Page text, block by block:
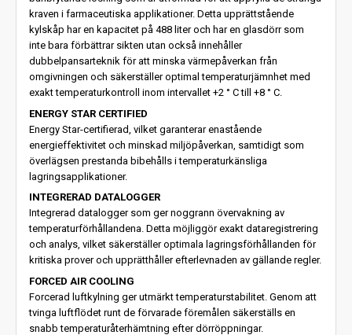
kraven i farmaceutiska applikationer. Detta upprättstående
kylskåp har en kapacitet på 488 liter och har en glasdörr som
inte bara förbättrar sikten utan också innehåller
dubbelpansarteknik för att minska värmepåverkan från
omgivningen och säkerställer optimal temperaturjämnhet med
exakt temperaturkontroll inom intervallet +2 ° C till +8 ° C.
ENERGY STAR CERTIFIED
Energy Star-certifierad, vilket garanterar enastående
energieffektivitet och minskad miljöpåverkan, samtidigt som
överlägsen prestanda bibehålls i temperaturkänsliga
lagringsapplikationer.
INTEGRERAD DATALOGGER
Integrerad datalogger som ger noggrann övervakning av
temperaturförhållandena. Detta möjliggör exakt dataregistrering
och analys, vilket säkerställer optimala lagringsförhållanden för
kritiska prover och upprätthåller efterlevnaden av gällande regler.
FORCED AIR COOLING
Forcerad luftkylning ger utmärkt temperaturstabilitet. Genom att
tvinga luftflödet runt de förvarade föremålen säkerställs en
snabb temperaturåterhämtning efter dörröppningar.